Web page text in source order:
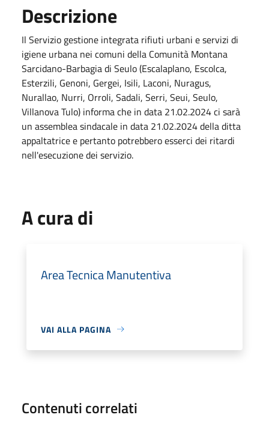
Descrizione
Il Servizio gestione integrata rifiuti urbani e servizi di
igiene urbana nei comuni della Comunità Montana
Sarcidano-Barbagia di Seulo (Escalaplano, Escolca,
Esterzili, Genoni, Gergei, Isili, Laconi, Nuragus,
Nurallao, Nurri, Orroli, Sadali, Serri, Seui, Seulo,
Villanova Tulo) informa che in data 21.02.2024 ci sarà
un assemblea sindacale in data 21.02.2024 della ditta
appaltatrice e pertanto potrebbero esserci dei ritardi
nell'esecuzione dei servizio.
A cura di
Area Tecnica Manutentiva
VAI ALLA PAGINA
Contenuti correlati